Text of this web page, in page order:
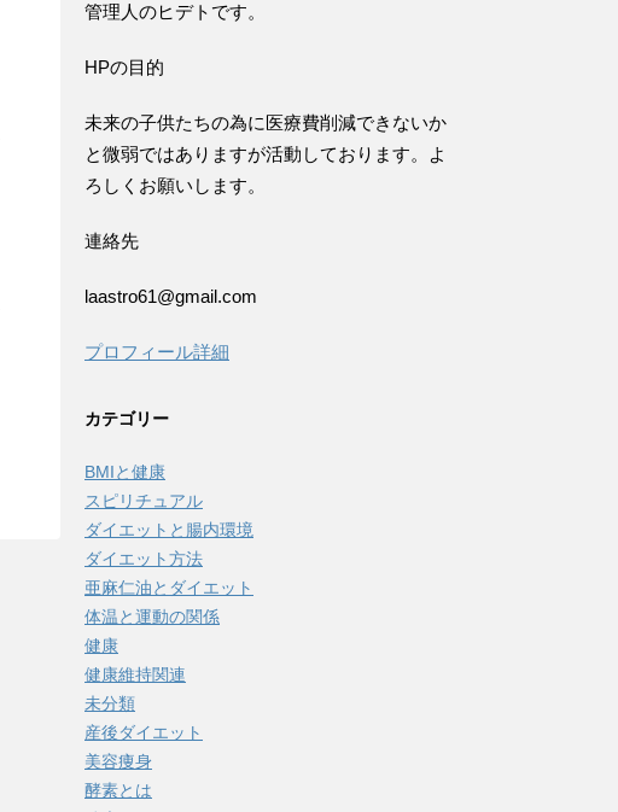
管理人のヒデトです。
HPの目的
未来の子供たちの為に医療費削減できないか
と微弱ではありますが活動しております。よ
ろしくお願いします。
連絡先
laastro61@gmail.com
プロフィール詳細
カテゴリー
BMIと健康
スピリチュアル
ダイエットと腸内環境
ダイエット方法
亜麻仁油とダイエット
体温と運動の関係
健康
健康維持関連
未分類
産後ダイエット
美容痩身
酵素とは